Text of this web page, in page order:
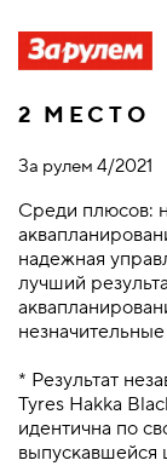
2 МЕСТО
За рулем 4/2021
Среди плюсов:
надежная
лучший
* Результат
Tyres Hakka
идентична по
выпускавшейся